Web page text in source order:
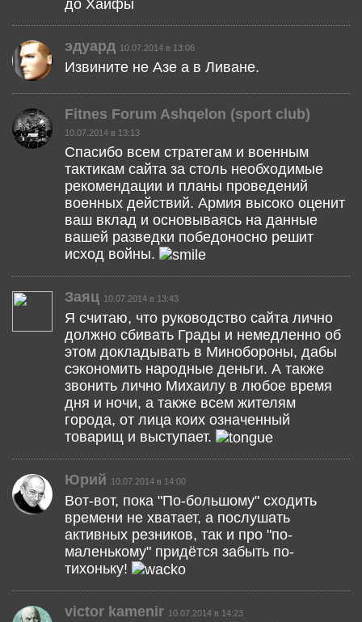
до Хайфы
эдуард 10.07.2014 в 13:06
Извините не Азе а в Ливане.
Fitnes Forum Ashqelon (sport club)
10.07.2014 в 13:13
Спасибо всем стратегам и военным
тактикам сайта за столь необходимые
рекомендации и планы проведений
военных действий. Армия высоко оценит
ваш вклад и основываясь на данные
вашей разведки победоносно решит
исход войны.
Заяц 10.07.2014 в 13:43
Я считаю, что руководство сайта лично
должно сбивать Грады и немедленно об
этом докладывать в Минобороны, дабы
сэкономить народные деньги. А также
звонить лично Михаилу в любое время
дня и ночи, а также всем жителям
города, от лица коих означенный
товарищ и выступает.
Юрий 10.07.2014 в 14:00
Вот-вот, пока "По-большому" сходить
времени не хватает, а послушать
активных резников, так и про "по-
маленькому" придётся забыть по-
тихоньку!
victor kamenir 10.07.2014 в 14:23